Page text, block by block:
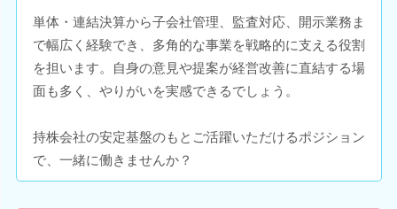
単体・連結決算から子会社管理、監査対応、開示業務ま
で幅広く経験でき、多角的な事業を戦略的に支える役割
を担います。自身の意見や提案が経営改善に直結する場
面も多く、やりがいを実感できるでしょう。
持株会社の安定基盤のもとご活躍いただけるポジション
で、一緒に働きませんか？